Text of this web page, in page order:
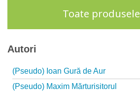
Toate produsele
Autori
(Pseudo) Ioan Gură de Aur
(Pseudo) Maxim Mărturisitorul